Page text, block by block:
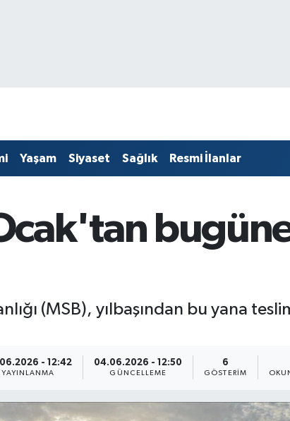
Yaşam Siyaset Sağlık Resmi İlanlar
(MSB), yılbaşından bu yana
- 12:42
YAYINLANMA
04.06.2026 - 12:50
GÜNCELLEME
6
GÖSTERIM